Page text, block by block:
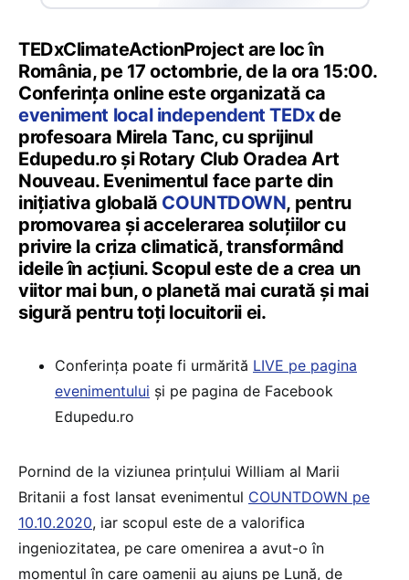
TEDxClimateActionProject are loc în
România, pe 17 octombrie, de la ora 15:00.
Conferința online este organizată ca
eveniment local independent TEDxde
profesoara Mirela Tanc, cu sprijinul
Edupedu.ro și Rotary Club Oradea Art
Nouveau. Evenimentul face parte din
inițiativa globală COUNTDOWN, pentru
promovarea și accelerarea soluțiilor cu
privire la criza climatică, transformând
ideile în acțiuni. Scopul este de a crea un
viitor mai bun, o planetă mai curată și mai
sigură pentru toți locuitorii ei.
Conferința poate fi urmărită LIVE pe pagina
evenimentului și pe pagina de Facebook
Edupedu.ro
Pornind de la viziunea prințului William al Marii
Britanii a fost lansat evenimentul COUNTDOWN pe
10.10.2020, iar scopul este de a valorifica
ingeniozitatea, pe care omenirea a avut-o în
momentul în care oamenii au ajuns pe Lună, de